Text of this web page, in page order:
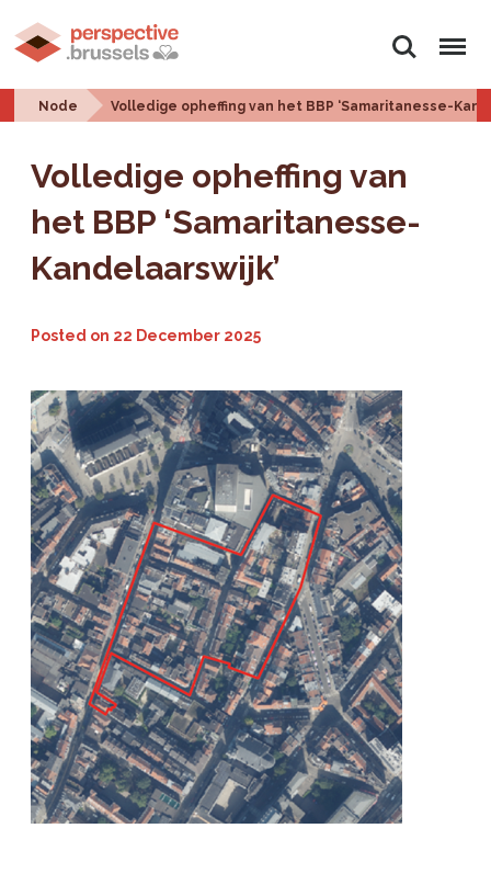
Search Menu
Node Volledige opheffing van het BBP ‘Samaritanesse-
Volledige opheffing van
het BBP ‘Samaritanesse-
Kandelaarswijk’
Posted on 22 December 2025